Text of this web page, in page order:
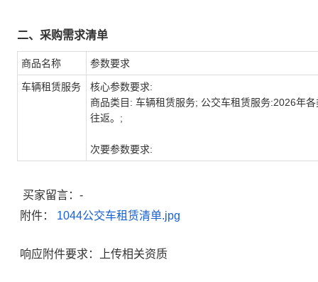
二、采购需求清单
商品名称 参数要求
车辆租赁服务
核心参数要求:
商品类目: 车辆租赁服务; 公交车租赁服务:2026年
往返。;
次要参数要求:
买家留言：-
附件： 1044公交车租赁清单.jpg
响应附件要求：上传相关资质